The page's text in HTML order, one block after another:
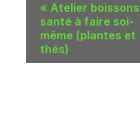
« Atelier boissons
santé à faire soi-
même (plantes et
thés)